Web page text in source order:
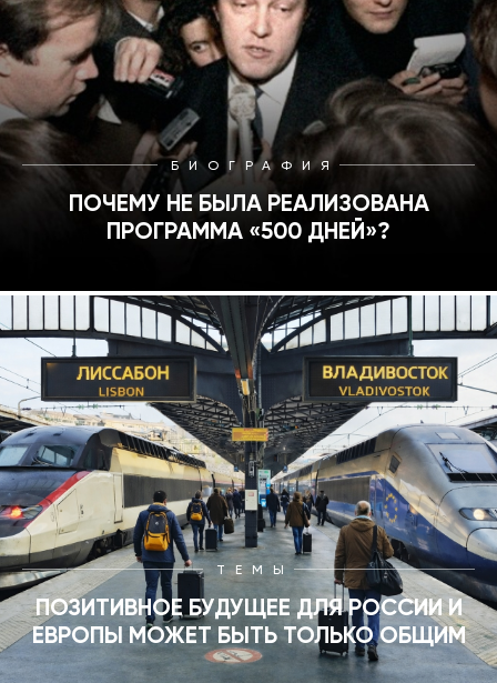
БИОГРАФИЯ
ПОЧЕМУ НЕ БЫЛА РЕАЛИЗОВАНА
ПРОГРАММА «500 ДНЕЙ»?
ТЕМЫ
ПОЗИТИВНОЕ БУДУЩЕЕ ДЛЯ РОССИИ И
ЕВРОПЫ МОЖЕТ БЫТЬ ТОЛЬКО ОБЩИМ